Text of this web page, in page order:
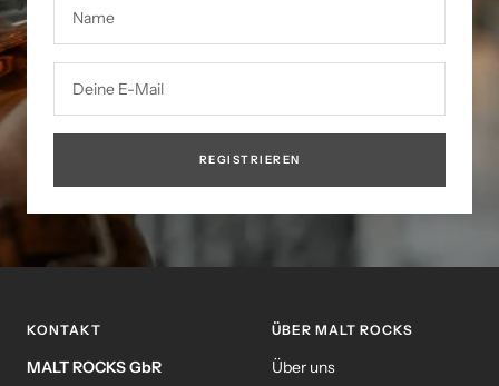
Name
Deine E-Mail
REGISTRIEREN
KONTAKT
MALT ROCKS GbR
ÜBER MALT ROCKS
Über uns